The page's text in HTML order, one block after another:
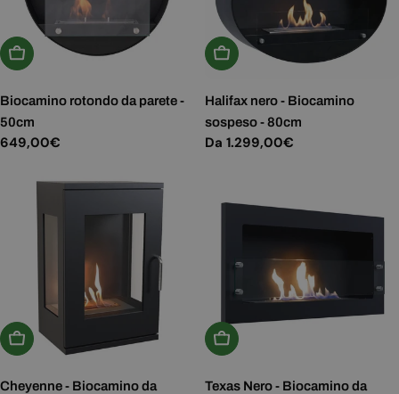
Aggiungi Al Carrello
Biocamino rotondo da parete -
50cm
Prezzo
649,00€
Scegli Le Opzioni
Halifax nero - Biocamino
sospeso - 80cm
Prezzo
Da 1.299,00€
Aggiungi Al Carrello
Cheyenne - Biocamino da
Aggiungi Al Carrello
Texas Nero - Biocamino da